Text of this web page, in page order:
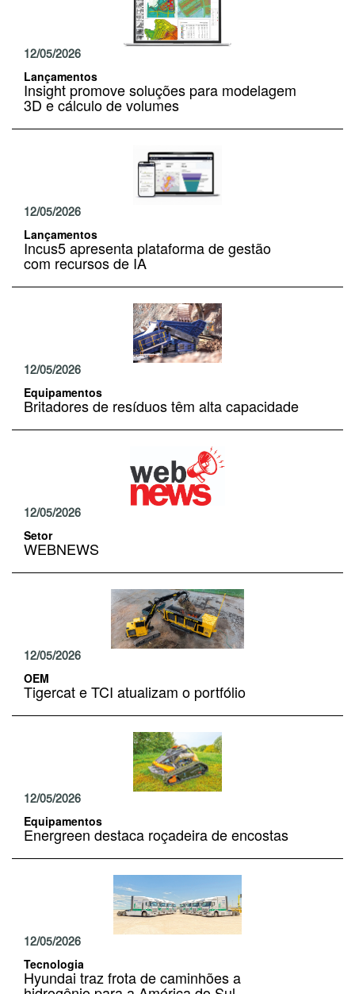
12/05/2026
Lançamentos
Insight promove soluções para modelagem
3D e cálculo de volumes
12/05/2026
Lançamentos
Incus5 apresenta plataforma de gestão
com recursos de IA
12/05/2026
Equipamentos
Britadores de resíduos têm alta capacidade
12/05/2026
Setor
WEBNEWS
12/05/2026
OEM
Tigercat e TCI atualizam o portfólio
12/05/2026
Equipamentos
Energreen destaca roçadeira de encostas
12/05/2026
Tecnologia
Hyundai traz frota de caminhões a